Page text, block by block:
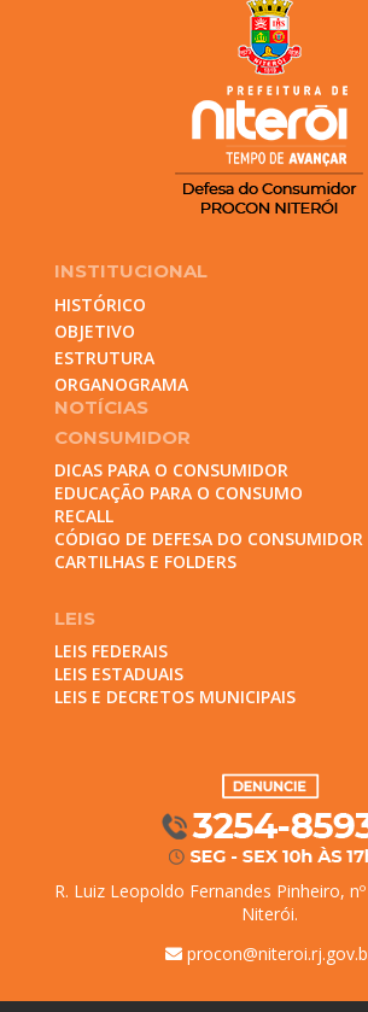
INSTITUCIONAL
HISTÓRICO
OBJETIVO
ESTRUTURA
ORGANOGRAMA
NOTÍCIAS
CONSUMIDOR
DICAS PARA O CONSUMIDOR
EDUCAÇÃO PARA O CONSUMO
RECALL
CÓDIGO DE DEFESA DO CONSUMIDOR
CARTILHAS E FOLDERS
LEIS
LEIS FEDERAIS
LEIS ESTADUAIS
LEIS E DECRETOS MUNICIPAIS
R. Luiz Leopoldo Fernandes Pinheiro,
Niterói.